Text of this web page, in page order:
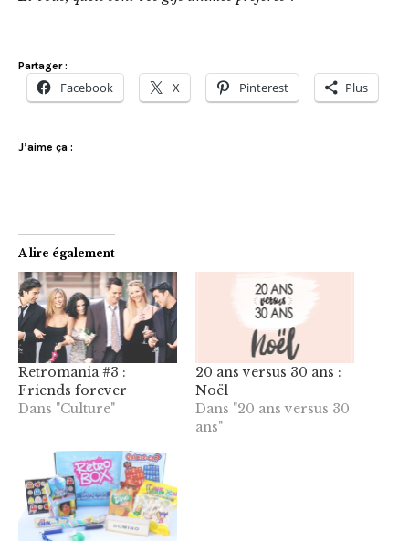
Partager :
Facebook X Pinterest Plus
J’aime ça :
A lire également
Retromania #3 :
Friends forever
Dans "Culture"
20 ans versus 30 ans :
Noël
Dans "20 ans versus 30
ans"